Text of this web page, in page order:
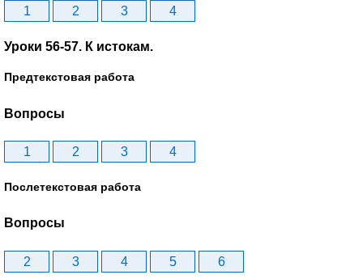
1 2 3 4
Уроки 56-57. К истокам.
Предтекстовая работа
Вопросы
1 2 3 4
Послетекстовая работа
Вопросы
2 3 4 5 6